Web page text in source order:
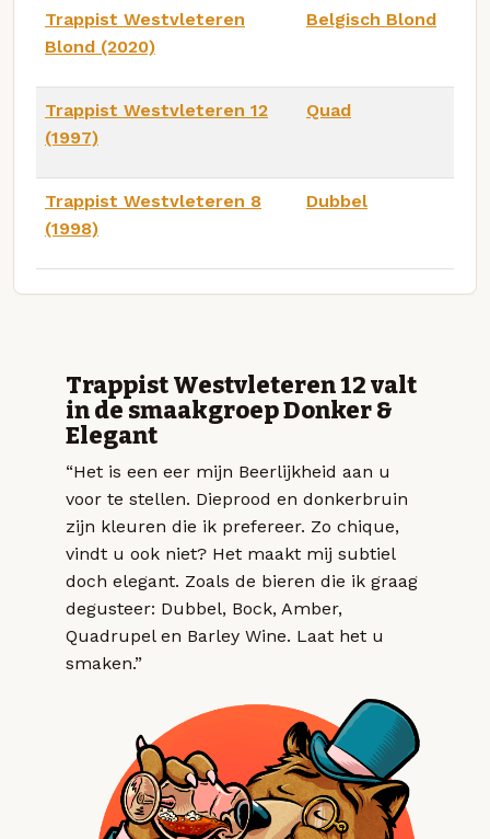
Trappist Westvleteren
Blond (2020)
Belgisch Blond
Trappist Westvleteren 12
(1997)
Quad
Trappist Westvleteren 8
(1998)
Dubbel
Trappist Westvleteren 12 valt
in de smaakgroep Donker &
Elegant
“Het is een eer mijn Beerlijkheid aan u
voor te stellen. Dieprood en donkerbruin
zijn kleuren die ik prefereer. Zo chique,
vindt u ook niet? Het maakt mij subtiel
doch elegant. Zoals de bieren die ik graag
degusteer: Dubbel, Bock, Amber,
Quadrupel en Barley Wine. Laat het u
smaken.”